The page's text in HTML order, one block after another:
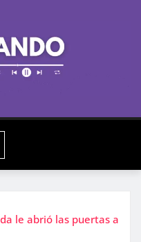
le abrió las puertas a